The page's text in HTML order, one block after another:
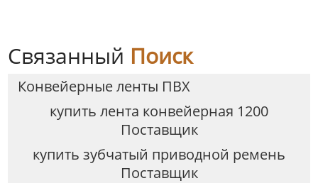
Связанный Поиск
Конвейерные ленты ПВХ
купить лента конвейерная 1200
Поставщик
купить зубчатый приводной ремень
Поставщик